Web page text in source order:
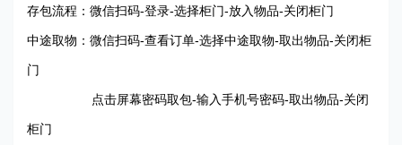
存包流程：微信扫码-登录-选择柜门-放入物品-关闭柜门
中途取物：微信扫码-查看订单-选择中途取物-取出物品-关闭柜
门
点击屏幕密码取包-输入手机号密码-取出物品-关闭
柜门